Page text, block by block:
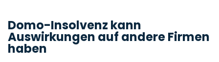
Domo-Insolvenz kann
Auswirkungen auf andere Firmen
haben